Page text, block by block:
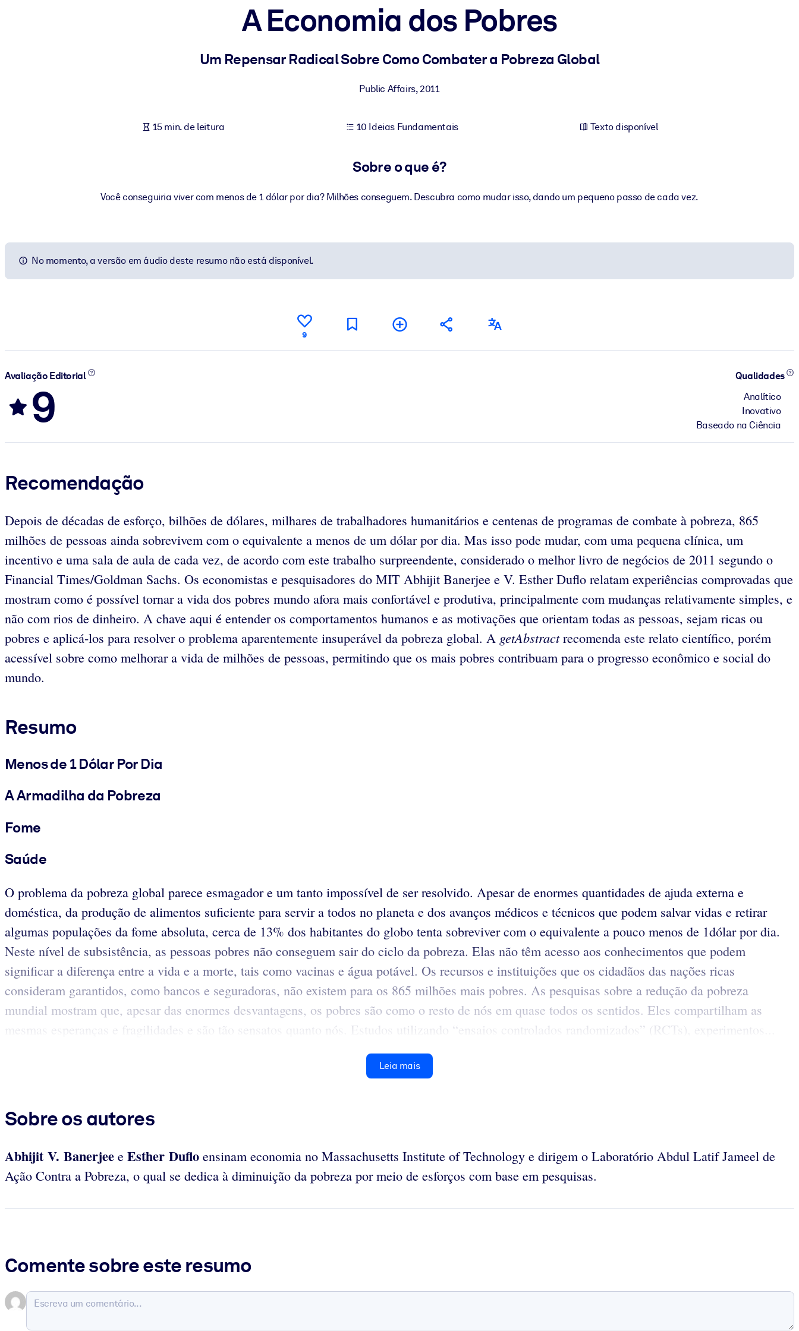
Enriqueça sua biblioteca corporativa com conhecimento de negócios confiável e pronto para uso.
Alimente seus sistemas de IA com conhecimento confiável e estruturado para melhorar os resultados.
A Economia dos Pobres
Um Repensar Radical Sobre Como Combater a Pobreza Global
Public Affairs,2011
15 min. de leitura 10 Ideias Fundamentais Texto disponível
Sobre o que é?
Você conseguiria viver com menos de 1 dólar por dia? Milhões conseguem. Descubra como mudar isso, dando um pequeno passo de cada vez.
No momento, a versão em áudio deste resumo não está disponível.
9
Avaliação Editorial
9
Qualidades
Analítico
Inovativo
Baseado na Ciência
Recomendação
Depois de décadas de esforço, bilhões de dólares, milhares de trabalhadores humanitários e centenas de programas de combate à pobreza, 865
milhões de pessoas ainda sobrevivem com o equivalente a menos de um dólar por dia. Mas isso pode mudar, com uma pequena clínica, um
incentivo e uma sala de aula de cada vez, de acordo com este trabalho surpreendente, considerado o melhor livro de negócios de 2011 segundo o
Financial Times/Goldman Sachs. Os economistas e pesquisadores do MIT Abhijit Banerjee e V. Esther Duflo relatam experiências comprovadas que
mostram como é possível tornar a vida dos pobres mundo afora mais confortável e produtiva, principalmente com mudanças relativamente simples, e
não com rios de dinheiro. A chave aqui é entender os comportamentos humanos e as motivações que orientam todas as pessoas, sejam ricas ou
pobres e aplicá-los para resolver o problema aparentemente insuperável da pobreza global. A getAbstractrecomenda este relato científico, porém
acessível sobre como melhorar a vida de milhões de pessoas, permitindo que os mais pobres contribuam para o progresso econômico e social do
mundo.
Resumo
Menos de 1 Dólar Por Dia
A Armadilha da Pobreza
Fome
Saúde
O problema da pobreza global parece esmagador e um tanto impossível de ser resolvido. Apesar de enormes quantidades de ajuda externa e
doméstica, da produção de alimentos suficiente para servir a todos no planeta e dos avanços médicos e técnicos que podem salvar vidas e retirar
algumas populações da fome absoluta, cerca de 13% dos habitantes do globo tenta sobreviver com o equivalente a pouco menos de 1dólar por dia.
Neste nível de subsistência, as pessoas pobres não conseguem sair do ciclo da pobreza. Elas não têm acesso aos conhecimentos que podem
significar a diferença entre a vida e a morte, tais como vacinas e água potável. Os recursos e instituições que os cidadãos das nações ricas
consideram garantidos, como bancos e seguradoras, não existem para os 865 milhões mais pobres. As pesquisas sobre a redução da pobreza
mundial mostram que, apesar das enormes desvantagens, os pobres são como o resto de nós em quase todos os sentidos. Eles compartilham as
mesmas esperanças e fragilidades e são tão sensatos quanto nós. Estudos utilizando “ensaios controlados randomizados” (RCTs), experimentos...
Leia mais
Sobre os autores
Abhijit V. Banerjee e Esther Duflo ensinam economia no Massachusetts Institute of Technology e dirigem o Laboratório Abdul Latif Jameel de
Ação Contra a Pobreza, o qual se dedica à diminuição da pobreza por meio de esforços com base em pesquisas.
Comente sobre este resumo